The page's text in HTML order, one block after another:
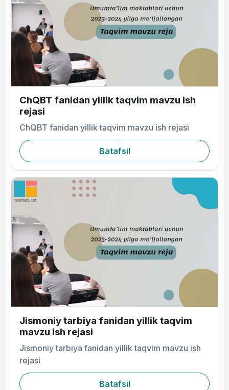
ChQBT fanidan yillik taqvim mavzu ish
rejasi
ChQBT fanidan yillik taqvim mavzu ish rejasi
Batafsil
Jismoniy tarbiya fanidan yillik taqvim
mavzu ish rejasi
Jismoniy tarbiya fanidan yillik taqvim mavzu ish
rejasi
Batafsil